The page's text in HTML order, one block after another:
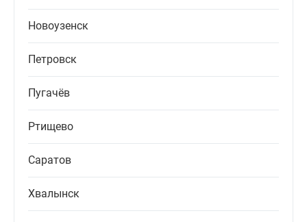
Новоузенск
Петровск
Пугачёв
Ртищево
Саратов
Хвалынск